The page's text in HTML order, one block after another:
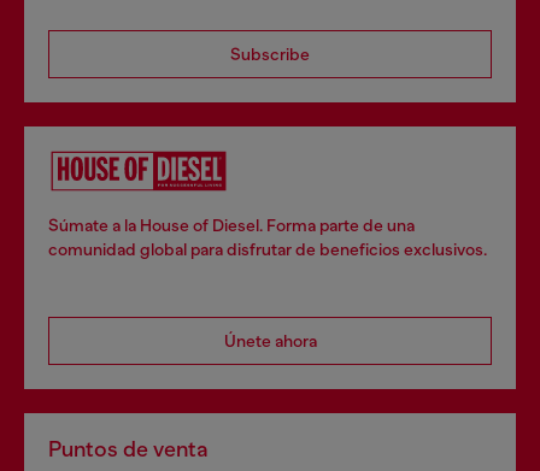
Subscribe
Súmate a la House of Diesel. Forma parte de una
comunidad global para disfrutar de beneficios exclusivos.
Únete ahora
Puntos de venta